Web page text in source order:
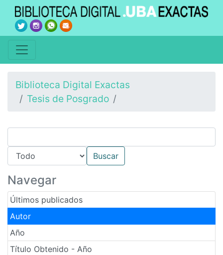
Biblioteca Digital Exactas
Tesis de Posgrado
Navegar
Últimos publicados
Autor
Año
Título Obtenido - Año